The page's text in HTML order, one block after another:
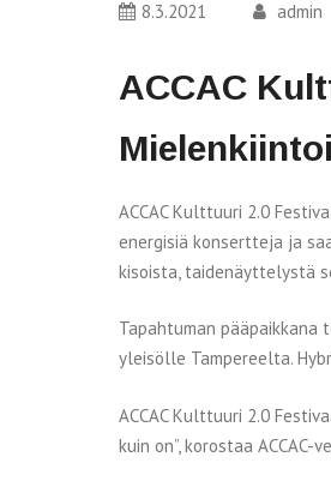
8.3.2021 admin
ACCAC
ACCAC Kulttuuri 2.0
energisiä konsertteja ja
kisoista, taidenäyttelystä
Tapahtuman
yleisölle Tampereelta.
ACCAC Kulttuuri 2.0
kuin on”, korostaa